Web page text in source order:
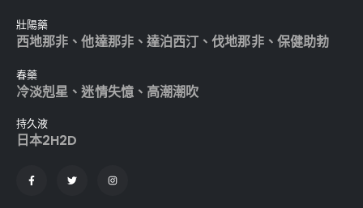
壯陽藥
西地那非 、他達那非、 達泊西汀 、伐地那非、 保健助勃
春藥
冷淡剋星 、迷情失憶、 高潮潮吹
持久液
日本2H2D